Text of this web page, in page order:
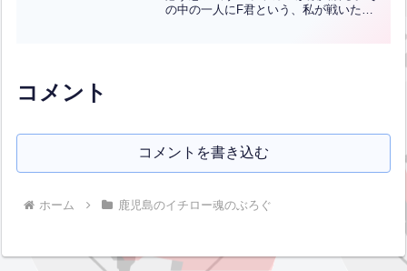
の中の一人にF君という、私が戦いたく
コメント
コメントを書き込む
ホーム 鹿児島のイチロー魂のぶろぐ